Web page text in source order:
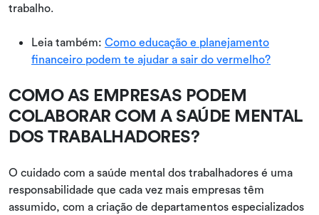
trabalho.
Leia também: Como educação e planejamento
financeiro podem te ajudar a sair do vermelho?
COMO AS EMPRESAS PODEM
COLABORAR COM A SAÚDE MENTAL
DOS TRABALHADORES?
O cuidado com a saúde mental dos trabalhadores é uma
responsabilidade que cada vez mais empresas têm
assumido, com a criação de departamentos especializados